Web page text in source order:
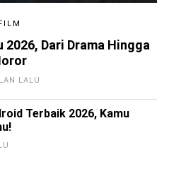
Dari Drama Hingga
LALU
Terbaik 2026, Kamu